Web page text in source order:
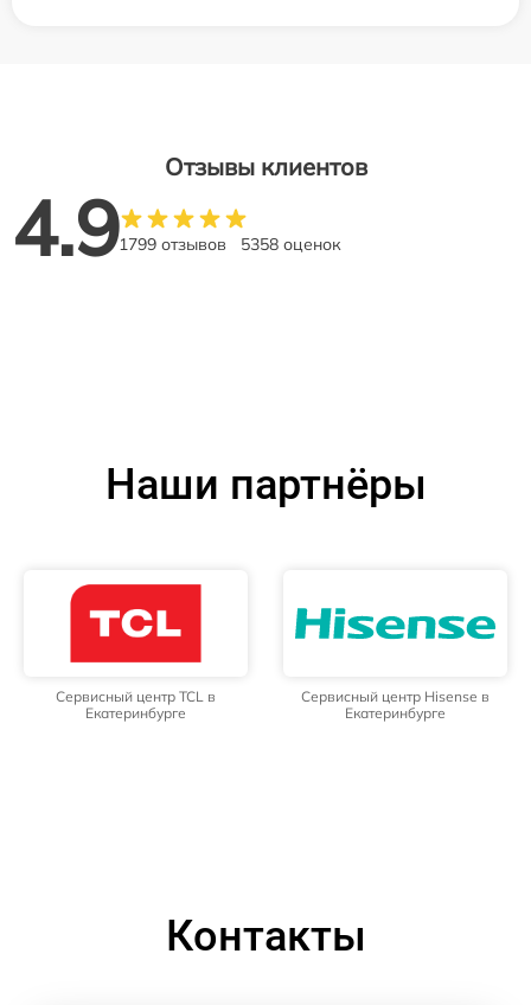
Отзывы клиентов
4.91799 отзывов 5358 оценок
Наши партнёры
Сервисный центр TCL в
Екатеринбурге
Сервисный центр Hisense в
Екатеринбурге
Контакты